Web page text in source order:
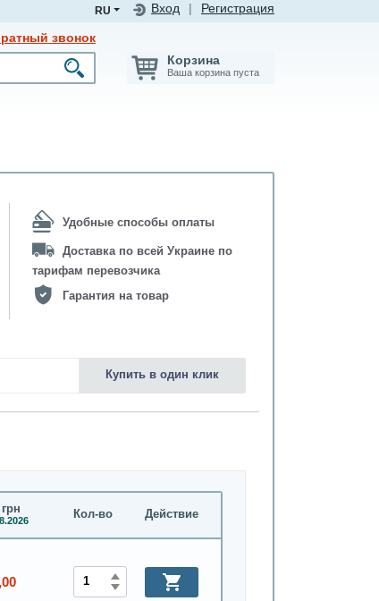
Вход Регистрация
RU
звонок
Корзина
Ваша корзина пуста
Удобные способы оплаты
Доставка по всей Украине по
тарифам перевозчика
Гарантия на товар
Купить в один клик
Кол-во Действие